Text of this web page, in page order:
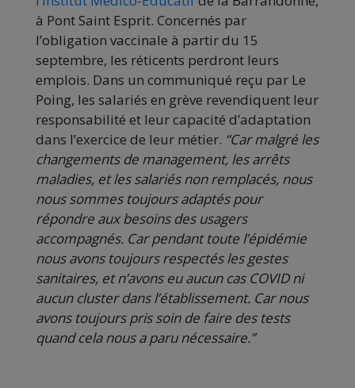
à Pont Saint Esprit. Concernés par
l’obligation vaccinale à partir du 15
septembre, les réticents perdront leurs
emplois. Dans un communiqué reçu par Le
Poing, les salariés en grève revendiquent leur
responsabilité et leur capacité d’adaptation
dans l’exercice de leur métier. “Car malgré les
changements de management, les arrêts
maladies, et les salariés non remplacés, nous
nous sommes toujours adaptés pour
répondre aux besoins des usagers
accompagnés. Car pendant toute l’épidémie
nous avons toujours respectés les gestes
sanitaires, et n’avons eu aucun cas COVID ni
aucun cluster dans l’établissement. Car nous
avons toujours pris soin de faire des tests
quand cela nous a paru nécessaire.”